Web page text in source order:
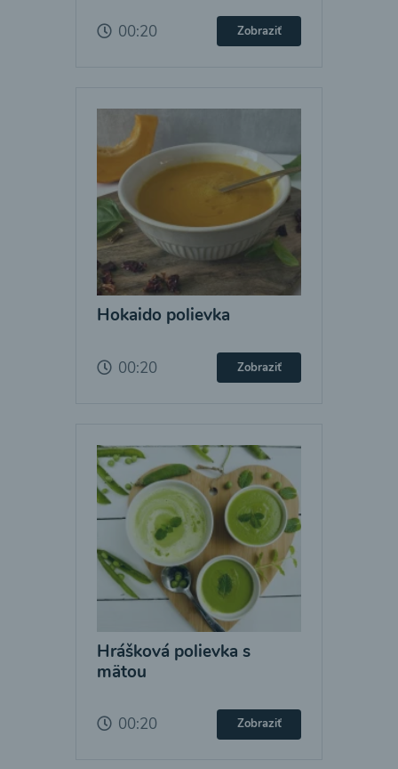
00:20 Zobraziť
Hokaido polievka
00:20 Zobraziť
Hrášková polievka s
mätou
00:20 Zobraziť